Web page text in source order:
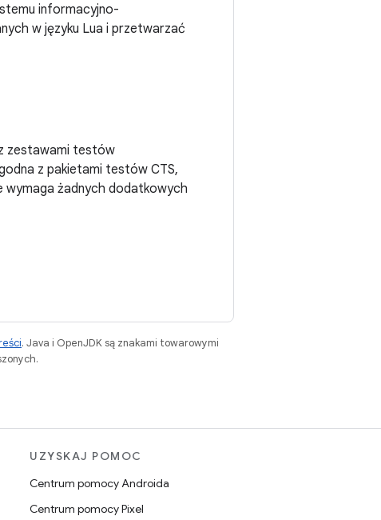
informacyjno-
w języku Lua i przetwarzać
zestawami testów
z pakietami testów CTS,
wymaga żadnych dodatkowych
. Java i OpenJDK są znakami towarowymi
UZYSKAJ POMOC
Centrum pomocy Androida
Centrum pomocy Pixel